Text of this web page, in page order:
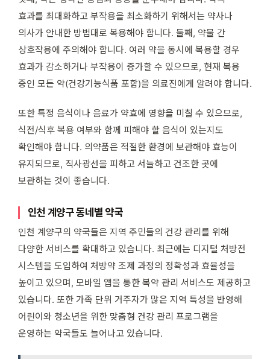
효과를 최대화하고 부작용을 최소화하기 위해서는 약사나
의사가 안내한 방법대로 복용해야 합니다. 둘째, 약물 간
상호작용에 주의해야 합니다. 여러 약을 동시에 복용할 경우
효과가 감소하거나 부작용이 증가할 수 있으므로, 현재 복용
중인 모든 약(건강기능식품 포함)을 의료진에게 알려야 합니다.
또한 특정 음식이나 음료가 약효에 영향을 미칠 수 있으므로,
식전/식후 복용 여부와 함께 피해야 할 음식이 있는지도
확인해야 합니다. 의약품은 적절한 환경에 보관해야 효능이
유지되므로, 직사광선을 피하고 서늘하고 건조한 곳에
보관하는 것이 좋습니다.
인천 계양구 동네별 약국
인천 계양구의 약국들은 지역 주민들의 건강 관리를 위해
다양한 서비스를 확대하고 있습니다. 최근에는 디지털 처방전
시스템을 도입하여 처방약 조제 과정의 정확성과 효율성을
높이고 있으며, 모바일 앱을 통한 복약 관리 서비스도 제공하고
있습니다. 또한 가족 단위 거주자가 많은 지역 특성을 반영해
어린이와 청소년을 위한 맞춤형 건강 관리 프로그램을
운영하는 약국들도 늘어나고 있습니다.